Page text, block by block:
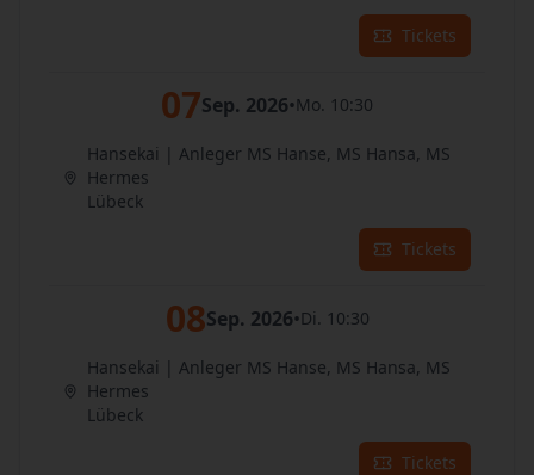
Tickets
07Sep. 2026•Mo. 10:30
Hansekai | Anleger MS Hanse, MS Hansa, MS
Hermes
Lübeck
Tickets
08Sep. 2026•Di. 10:30
Hansekai | Anleger MS Hanse, MS Hansa, MS
Hermes
Lübeck
Tickets